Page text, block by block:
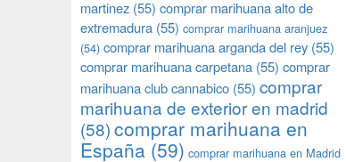
martinez (55) comprar marihuana alto de
extremadura (55) comprar marihuana aranjuez
(54) comprar marihuana arganda del rey (55)
comprar marihuana carpetana (55) comprar
marihuana club cannabico (55) comprar
marihuana de exterior en madrid
(58)comprar marihuana en
España (59) comprar marihuana en Madrid